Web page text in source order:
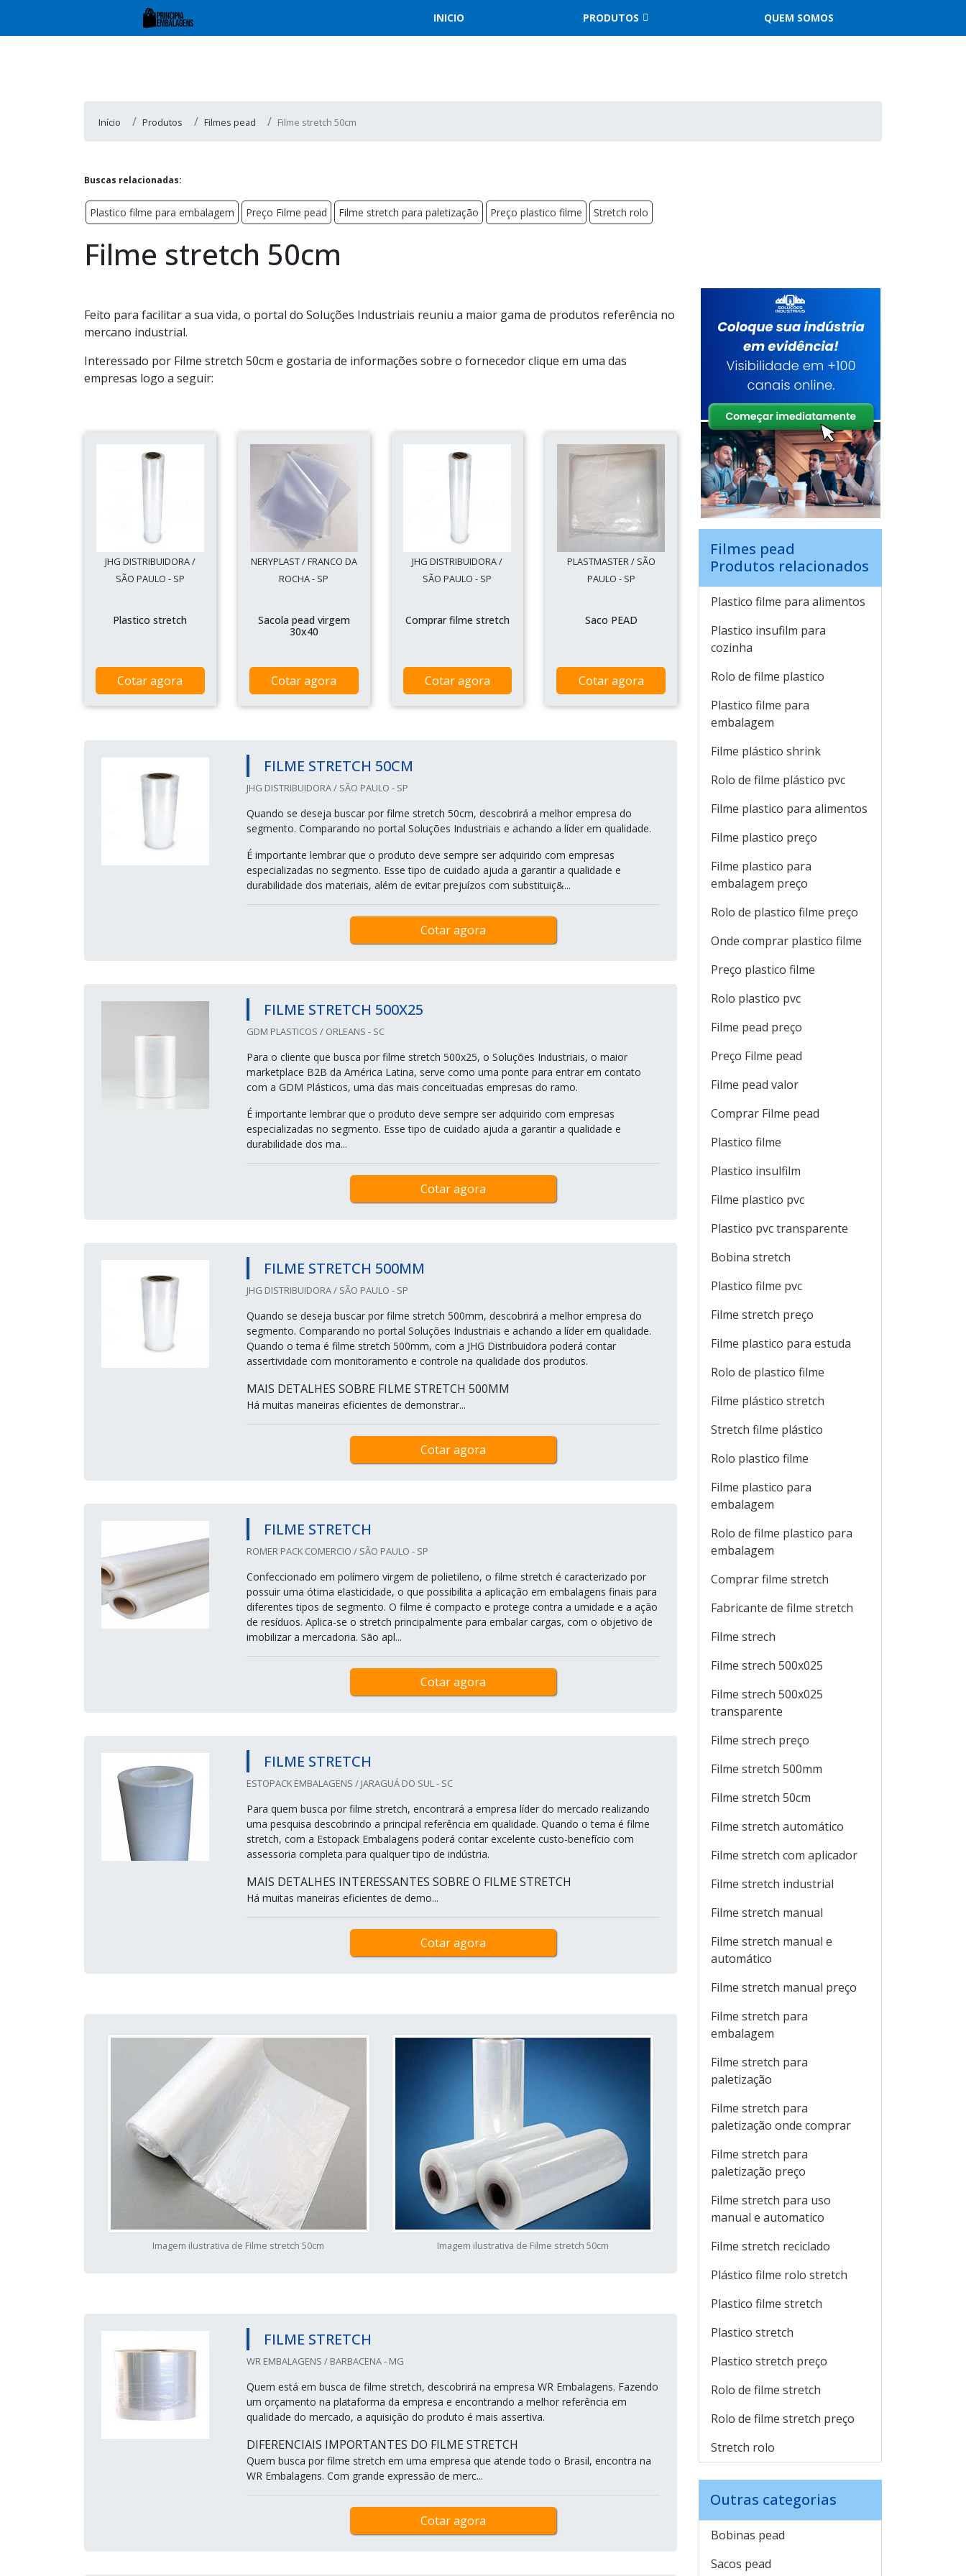
INICIO PRODUTOS QUEM SOMOS
Início Produtos Filmes pead Filme stretch 50cm
Buscas relacionadas:
Plastico filme para embalagem Preço Filme pead Filme stretch para paletização Preço plastico filme Stretch rolo
Filme stretch 50cm
Feito para facilitar a sua vida, o portal do Soluções Industriais reuniu a maior gama de produtos referência no
mercano industrial.
Interessado por Filme stretch 50cm e gostaria de informações sobre o fornecedor clique em uma das
empresas logo a seguir:
JHG DISTRIBUIDORA /
SÃO PAULO - SP
Plastico stretch
Cotar agora
NERYPLAST / FRANCO DA
ROCHA - SP
Sacola pead virgem
30x40
Cotar agora
JHG DISTRIBUIDORA /
SÃO PAULO - SP
Comprar filme stretch
Cotar agora
PLASTMASTER / SÃO
PAULO - SP
Saco PEAD
Cotar agora
FILME STRETCH 50CM
JHG DISTRIBUIDORA / SÃO PAULO - SP
Quando se deseja buscar por filme stretch 50cm, descobrirá a melhor empresa do
segmento. Comparando no portal Soluções Industriais e achando a líder em qualidade.
É importante lembrar que o produto deve sempre ser adquirido com empresas
especializadas no segmento. Esse tipo de cuidado ajuda a garantir a qualidade e
durabilidade dos materiais, além de evitar prejuízos com substituiç&...
Cotar agora
FILME STRETCH 500X25
GDM PLASTICOS / ORLEANS - SC
Para o cliente que busca por filme stretch 500x25, o Soluções Industriais, o maior
marketplace B2B da América Latina, serve como uma ponte para entrar em contato
com a GDM Plásticos, uma das mais conceituadas empresas do ramo.
É importante lembrar que o produto deve sempre ser adquirido com empresas
especializadas no segmento. Esse tipo de cuidado ajuda a garantir a qualidade e
durabilidade dos ma...
Cotar agora
FILME STRETCH 500MM
JHG DISTRIBUIDORA / SÃO PAULO - SP
Quando se deseja buscar por filme stretch 500mm, descobrirá a melhor empresa do
segmento. Comparando no portal Soluções Industriais e achando a líder em qualidade.
Quando o tema é filme stretch 500mm, com a JHG Distribuidora poderá contar
assertividade com monitoramento e controle na qualidade dos produtos.
MAIS DETALHES SOBRE FILME STRETCH 500MM
Há muitas maneiras eficientes de demonstrar...
Cotar agora
FILME STRETCH
ROMER PACK COMERCIO / SÃO PAULO - SP
Confeccionado em polímero virgem de polietileno, o filme stretch é caracterizado por
possuir uma ótima elasticidade, o que possibilita a aplicação em embalagens finais para
diferentes tipos de segmento. O filme é compacto e protege contra a umidade e a ação
de resíduos. Aplica-se o stretch principalmente para embalar cargas, com o objetivo de
imobilizar a mercadoria. São apl...
Cotar agora
FILME STRETCH
ESTOPACK EMBALAGENS / JARAGUÁ DO SUL - SC
Para quem busca por filme stretch, encontrará a empresa líder do mercado realizando
uma pesquisa descobrindo a principal referência em qualidade. Quando o tema é filme
stretch, com a Estopack Embalagens poderá contar excelente custo-benefício com
assessoria completa para qualquer tipo de indústria.
MAIS DETALHES INTERESSANTES SOBRE O FILME STRETCH
Há muitas maneiras eficientes de demo...
Cotar agora
Imagem ilustrativa de Filme stretch 50cm Imagem ilustrativa de Filme stretch 50cm
FILME STRETCH
WR EMBALAGENS / BARBACENA - MG
Quem está em busca de filme stretch, descobrirá na empresa WR Embalagens. Fazendo
um orçamento na plataforma da empresa e encontrando a melhor referência em
qualidade do mercado, a aquisição do produto é mais assertiva.
DIFERENCIAIS IMPORTANTES DO FILME STRETCH
Quem busca por filme stretch em uma empresa que atende todo o Brasil, encontra na
WR Embalagens. Com grande expressão de merc...
Cotar agora
Filmes pead
Produtos relacionados
Plastico filme para alimentos
Plastico insufilm para
cozinha
Rolo de filme plastico
Plastico filme para
embalagem
Filme plástico shrink
Rolo de filme plástico pvc
Filme plastico para alimentos
Filme plastico preço
Filme plastico para
embalagem preço
Rolo de plastico filme preço
Onde comprar plastico filme
Preço plastico filme
Rolo plastico pvc
Filme pead preço
Preço Filme pead
Filme pead valor
Comprar Filme pead
Plastico filme
Plastico insulfilm
Filme plastico pvc
Plastico pvc transparente
Bobina stretch
Plastico filme pvc
Filme stretch preço
Filme plastico para estuda
Rolo de plastico filme
Filme plástico stretch
Stretch filme plástico
Rolo plastico filme
Filme plastico para
embalagem
Rolo de filme plastico para
embalagem
Comprar filme stretch
Fabricante de filme stretch
Filme strech
Filme strech 500x025
Filme strech 500x025
transparente
Filme strech preço
Filme stretch 500mm
Filme stretch 50cm
Filme stretch automático
Filme stretch com aplicador
Filme stretch industrial
Filme stretch manual
Filme stretch manual e
automático
Filme stretch manual preço
Filme stretch para
embalagem
Filme stretch para
paletização
Filme stretch para
paletização onde comprar
Filme stretch para
paletização preço
Filme stretch para uso
manual e automatico
Filme stretch reciclado
Plástico filme rolo stretch
Plastico filme stretch
Plastico stretch
Plastico stretch preço
Rolo de filme stretch
Rolo de filme stretch preço
Stretch rolo
Outras categorias
Bobinas pead
Sacos pead